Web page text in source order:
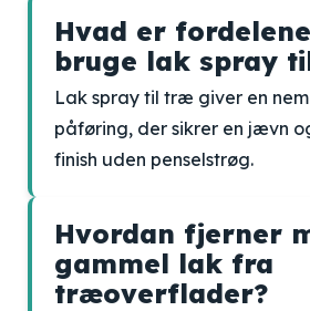
Hvad er
bruge lak spray
Lak spray til træ giver en
påføring, der sikrer en jævn
finish uden penselstrøg.
Hvordan fjerner
gammel lak fra
træoverflader?